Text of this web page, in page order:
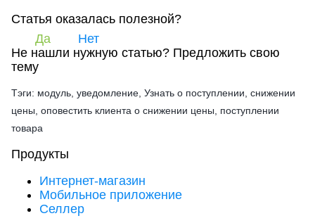
Статья оказалась полезной?
Да
Нет
Не нашли нужную статью? Предложить свою
тему
Тэги: модуль, уведомление, Узнать о поступлении, снижении
цены, оповестить клиента о снижении цены, поступлении
товара
Продукты
Интернет-магазин
Мобильное приложение
Селлер